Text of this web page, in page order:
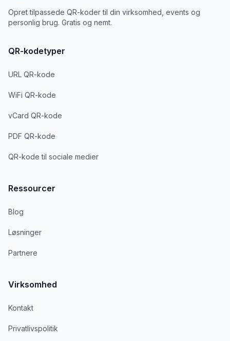
Opret tilpassede QR-koder til din virksomhed, events og
personlig brug. Gratis og nemt.
QR-kodetyper
URL QR-kode
WiFi QR-kode
vCard QR-kode
PDF QR-kode
QR-kode til sociale medier
Ressourcer
Blog
Løsninger
Partnere
Virksomhed
Kontakt
Privatlivspolitik